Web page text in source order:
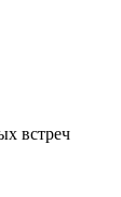
встреч